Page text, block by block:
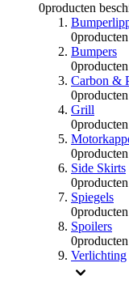
0producten
0
Bumpers
0
Carbon &
0
Grill
0
0
Side Skirts
0
Spiegels
0
Spoilers
0
Verlichting